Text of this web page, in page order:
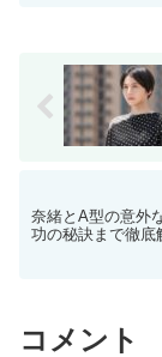
奈緒とA型の意外
功の秘訣まで徹底
コメント